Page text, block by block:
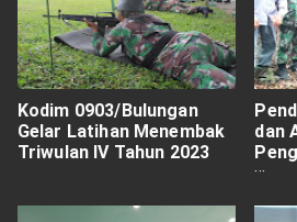
Kodim 0903/Bulungan
Gelar Latihan Menembak
Triwulan IV Tahun 2023
dan